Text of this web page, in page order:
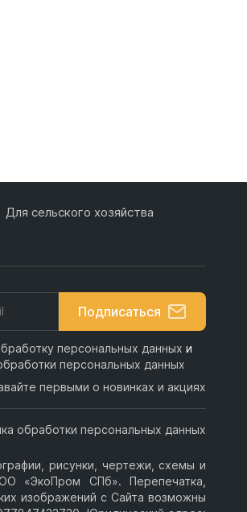
Для сельского хозяйства
Подписаться
персональных данных и
персональных данных
первыми о новинках и акциях
обработки персональных данных
рисунки, чертежи, схемы и
«ЭкоПром СПб». Перепечатка,
изображений с Сайта возможны